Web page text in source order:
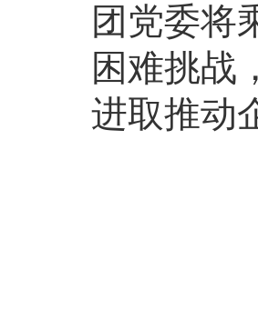
团党委将
困难挑战
进取推动